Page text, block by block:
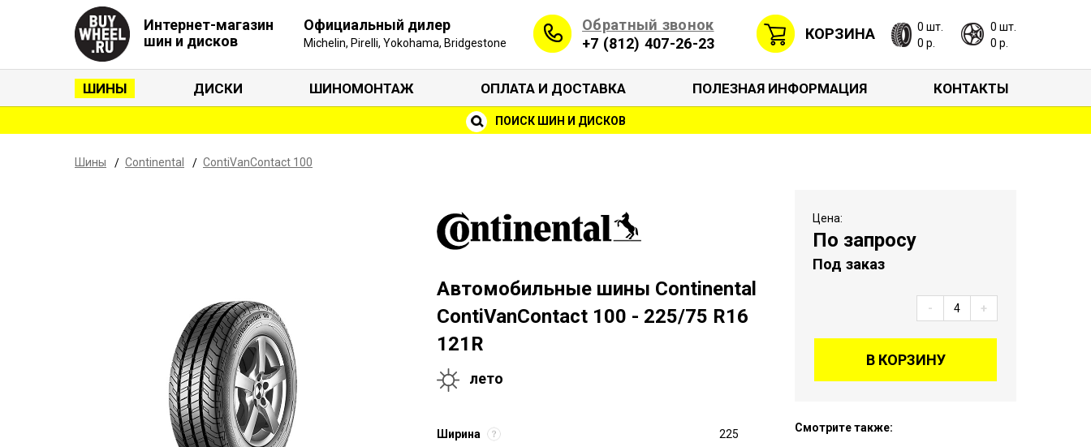
Интернет-магазин
шин и дисков
Официальный дилер
Michelin, Pirelli, Yokohama, Bridgestone
Обратный звонок
+7 (812) 407-26-23
КОРЗИНА
0 шт.
0 р.
0 шт.
0 р.
ШИНЫ ДИСКИ ШИНОМОНТАЖ ОПЛАТА И ДОСТАВКА ПОЛЕЗНАЯ ИНФОРМАЦИЯ КОНТАКТЫ
ПОИСК ШИН И ДИСКОВ
Шины Continental ContiVanContact 100
Автомобильные шины Continental
ContiVanContact 100 - 225/75 R16
121R
лето
Ширина 225
Цена:
По запросу
Под заказ
- +
В КОРЗИНУ
Смотрите также: